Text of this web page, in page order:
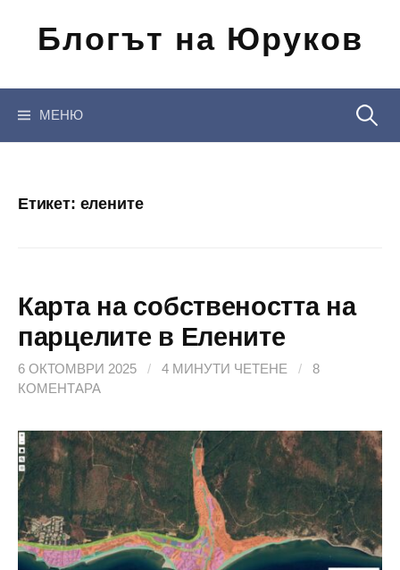
съдържанието
Блогът на Юруков
МЕНЮ
Етикет: елените
Карта на собствеността на
парцелите в Елените
6 ОКТОМВРИ 2025 / 4 МИНУТИ ЧЕТЕНЕ /
8
КОМЕНТАРА